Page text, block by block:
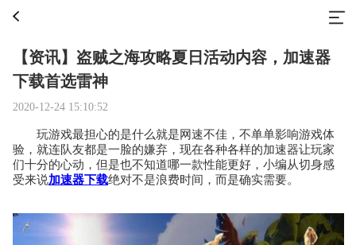
【资讯】盗贼之海攻略夏日活动内容，加速器
下载首选雷神
2020-12-24 15:10:52
玩游戏最担心的是什么就是网速不佳，不单单影响游戏体
验，就连队友都是一脸的嫌弃，现在各种各样的加速器让玩家
们十分的心动，但是也不知道哪一款性能更好，小编从切身感
受来说加速器下载绝对不是浪费时间，而是确实需要。